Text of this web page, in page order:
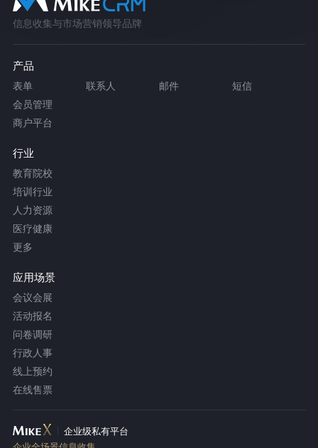
信息收集与市场营销领导品牌
产品
表单 联系人 邮件
短信
会员管理
商户平台
行业
教育院校
培训行业
人力资源
医疗健康
更多
应用场景
会议会展
活动报名
问卷调研
行政人事
线上预约
在线售票
企业级私有平台